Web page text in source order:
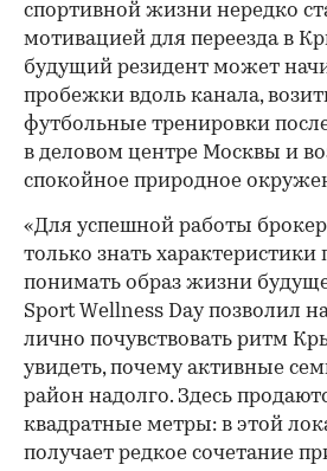
спортивной жизни нередко
мотивацией для переезда в
будущий резидент может
пробежки вдоль канала,
футбольные тренировки
в деловом центре Москвы и
спокойное природное
«Для успешной работы
только знать характеристики
понимать образ жизни
Sport Wellness Day позволил
лично почувствовать ритм
увидеть, почему активные
район надолго. Здесь
квадратные метры: в этой
получает редкое сочетание